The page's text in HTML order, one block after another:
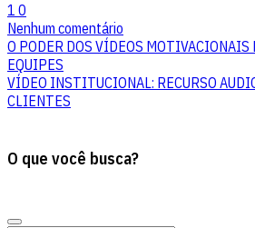
1 0
Nenhum comentário
O PODER DOS VÍDEOS MOTIVACIONAIS
EQUIPES
VÍDEO INSTITUCIONAL: RECURSO
CLIENTES
O que você busca?